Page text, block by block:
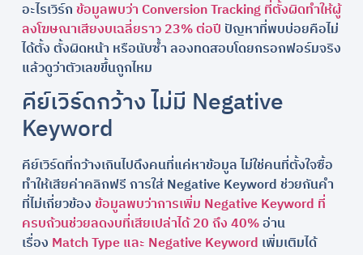
อะไรเวิร์กข้อมูลพบว่า Conversion Tracking ที่ตั้งผิดทำให้ผู้
ลงโฆษณาเสียงบเฉลี่ยราว 23% ต่อปี ปัญหาที่พบบ่อยคือไม่
ได้ตั้ง ตั้งผิดหน้า หรือนับซ้ำ ลองทดสอบโดยกรอกฟอร์มจริง
แล้วดูว่าตัวเลขขึ้นถูกไหม
คีย์เวิร์ดกว้าง ไม่มี Negative
Keyword
คีย์เวิร์ดที่กว้างเกินไปดึงคนที่แค่หาข้อมูล ไม่ใช่คนที่ตั้งใจซื้อ
ทำให้เสียค่าคลิกฟรี การใส่ Negative Keyword ช่วยกันคำ
ที่ไม่เกี่ยวข้องข้อมูลพบว่าการเพิ่ม Negative Keyword ที่
ครบถ้วนช่วยลดงบที่เสียเปล่าได้ 20 ถึง 40%อ่าน
เรื่อง Match Type และ Negative Keyword เพิ่มเติมได้